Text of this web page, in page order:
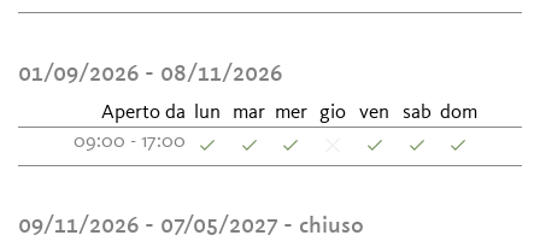
01/09/2026 - 08/11/2026
Aperto da lun mar mer gio ven sab dom
09:00 - 17:00
09/11/2026 - 07/05/2027 - chiuso